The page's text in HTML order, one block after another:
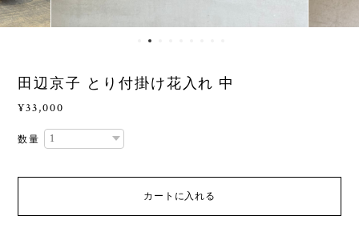
田辺京子 とり付掛け花入れ 中
¥33,000
数量
カートに入れる